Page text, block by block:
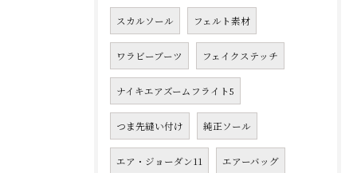
スカルソール フェルト素材
ワラビーブーツ フェイクステッチ
ナイキエアズームフライト5
つま先縫い付け 純正ソール
エア・ジョーダン11 エアーバッグ